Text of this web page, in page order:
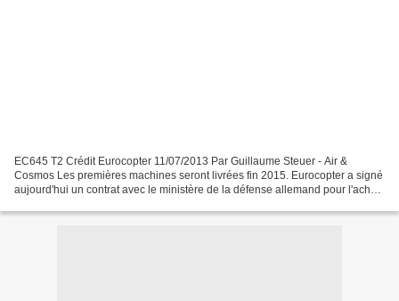
EC645 T2 Crédit Eurocopter 11/07/2013 Par Guillaume Steuer - Air &
Cosmos Les premières machines seront livrées fin 2015. Eurocopter a signé
aujourd'hui un contrat avec le ministère de la défense allemand pour l'achat